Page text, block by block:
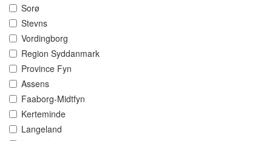
Sorø
Stevns
Vordingborg
Region Syddanmark
Province Fyn
Assens
Faaborg-Midtfyn
Kerteminde
Langeland